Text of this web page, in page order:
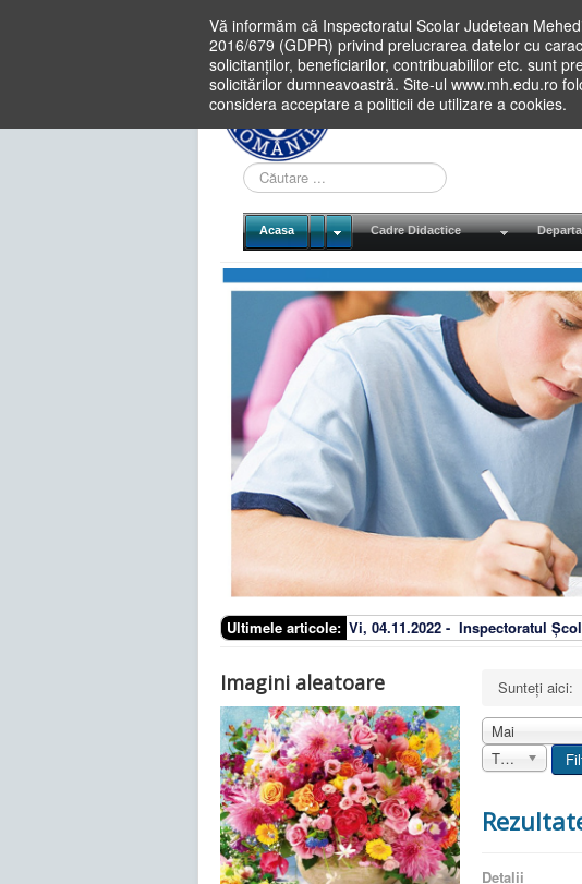
Vă informăm că Inspectoratul Scolar Judetean
2016/679 (GDPR) privind prelucrarea datelor cu
solicitanților, beneficiarilor, contribuabililor etc. sunt
solicitărilor dumneavoastră. Site-ul www.mh.edu.ro
considera acceptare a politicii de utilizare a cookies.
Cauta
in
site
Acasa Cadre Didactice
Ultimele articole: Vi, 04.11.2022 - Inspectoratul
Imagini aleatoare Sunteți aici:
Mai
Toate
Detalii